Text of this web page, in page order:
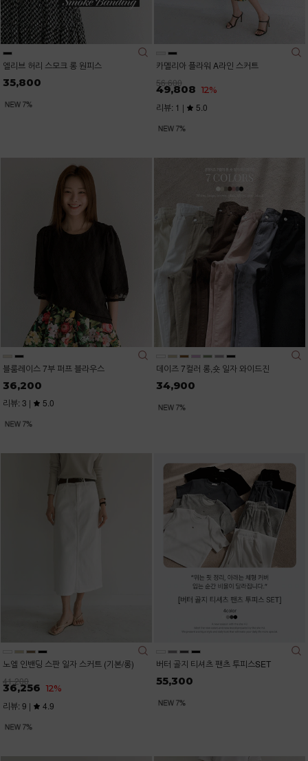
엘리브 허리 스모크 롱 원피스
35,800
카멜리아 플라워 A라인 스커트
56,600
49,808 12%
리뷰: 1 | 5.0
블룸레이스 7부 퍼프 블라우스
36,200
리뷰: 3 | 5.0
데이즈 7컬러 롱,숏 일자 와이드진
34,900
노엘 인밴딩 스판 일자 스커트 (기본/롱)
41,200
36,256 12%
리뷰: 9 | 4.9
버터 골지 티셔츠 팬츠 투피스SET
55,300